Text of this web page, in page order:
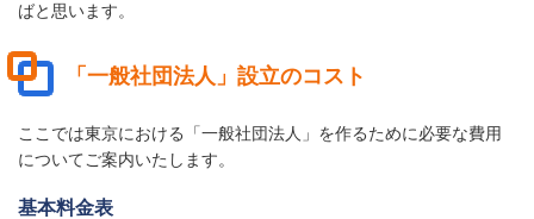
ばと思います。
「一般社団法人」設立のコスト
ここでは東京における「一般社団法人」を作るために必要な費用
についてご案内いたします。
基本料金表